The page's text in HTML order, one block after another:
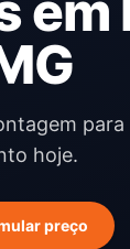
hoje.
preço